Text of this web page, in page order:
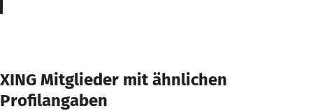
XING Mitglieder mit ähnlichen
Profilangaben